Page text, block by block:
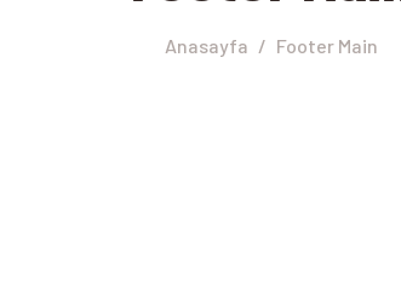
Anasayfa Footer Main